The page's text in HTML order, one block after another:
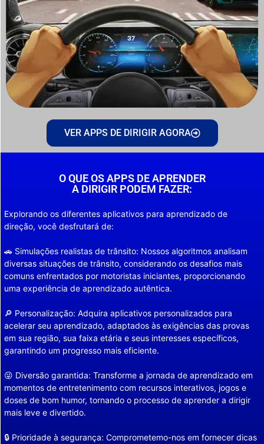
VER APPS DE DIRIGIR AGORA
O QUE OS APPS DE APRENDER
A DIRIGIR PODEM FAZER:
Explorando os diferentes aplicativos para aprendizado de
direção, você desfrutará de:
🚗 Simulações realistas de trânsito: Nossos algoritmos analisam
diversas situações de trânsito, considerando os desafios mais
comuns enfrentados por motoristas iniciantes, proporcionando
uma experiência de aprendizado autêntica.
🔎 Personalização: Adquira aplicativos personalizados para
acelerar seu aprendizado, adaptados às exigências das provas
em sua região, sua faixa etária e seus interesses específicos,
garantindo um progresso mais eficiente.
😜 Diversão garantida: Transforme a jornada de aprendizado em
momentos de entretenimento com recursos interativos, jogos e
doses de bom humor, tornando o processo de aprender a dirigir
mais leve e divertido.
🔒 Prioridade à segurança: Comprometemo-nos em fornecer dicas